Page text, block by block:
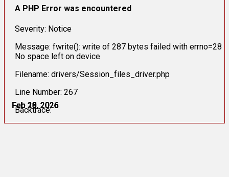
Feb 16, 2026
Feb 18, 2026
Feb 19, 2026
Feb 20, 2026
Feb 23, 2026
Feb 25, 2026
A PHP Error was encountered
Severity: Notice
Message: fwrite(): write of 287 bytes failed with errno=28
No space left on device
Filename: drivers/Session_files_driver.php
Line Number: 267
Backtrace: